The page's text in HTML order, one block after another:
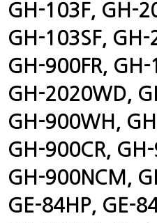
GH-103F, GH-
GH-103SF, GH-
GH-900FR, GH-
GH-2020WD,
GH-900WH,
GH-900CR, GH-
GH-900NCM,
GE-84HP, GE-